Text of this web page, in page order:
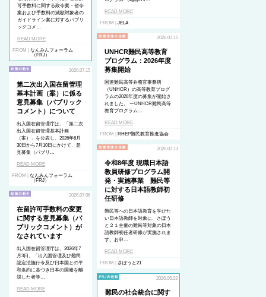
可手数料に関する政令案・省令
案および手数料の減額対象者の
ガイドライン案に対するパブリ
ックコメ…
READ MORE
FROM | なんみんフォーラム
（FRJ）
READ MORE
FROM | JELA
2026.07.15
UNHCR難民高等教育
プログラム：2026年度
募集開始
国連難民高等弁務官事務所
（UNHCR）の高等教育プログ
ラムの2026年度の募集が開始さ
れました。 ーUNHCR難民高等
教育プログラム…
READ MORE
FROM | RHEP難民教育推進協会
2026.07.15
第二次出入国在留管理
基本計画（案）に係る
意見募集（パブリック
コメント）について
出入国在留管理庁は、「第二次
出入国在留管理基本計画
（案）」を公表し、2026年6月
30日から7月10日にかけて、意
見募集（パブリ…
READ MORE
FROM | なんみんフォーラム
（FRJ）
2026.07.13
令和8年度 現職日本語
教員研修プログラム開
発・実施事業 難民等
に対する日本語教師初
任研修
難民等への日本語教育を学びた
い日本語教師を対象に、さぽう
と２１主催の難民等対象の日本
語教師初任者研修が実施されま
す。お申…
READ MORE
FROM | さぽうと21
2026.07.06
在留許可手数料の変更
に関する意見募集（パ
ブリックコメント）が
なされています
出入国在留管理庁は、2026年7
月3日、「出入国管理及び難民
認定法施行令及び日本国との平
和条約に基づき日本の国籍を離
脱した者等…
READ MORE
2026.06.03
難民の社会統合に関す